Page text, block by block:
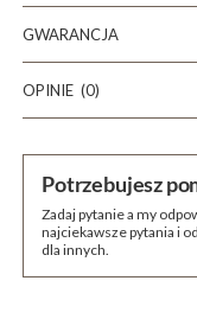
GWARANCJA
OPINIE (0)
Potrzebujesz
Zadaj pytanie a my
najciekawsze pytania i
dla innych.